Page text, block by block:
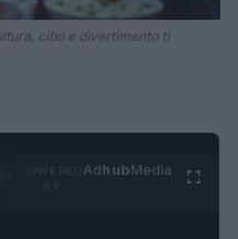
cibo e divertimento ti
AdhubMedia